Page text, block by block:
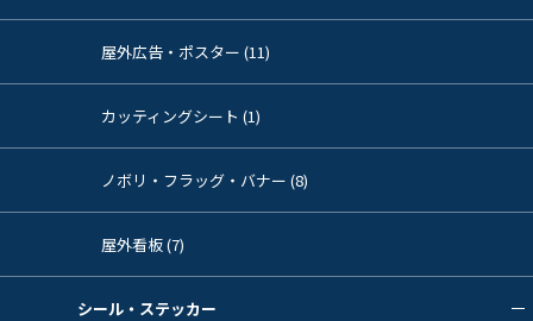
屋外広告・ポスター (11)
カッティングシート (1)
ノボリ・フラッグ・バナー (8)
屋外看板 (7)
シール・ステッカー